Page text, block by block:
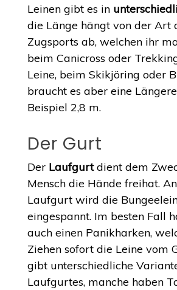
Leinen gibt es in
die Länge hängt von der Art
Zugsports ab, welchen ihr
beim Canicross oder
Leine, beim Skikjöring oder
braucht es aber eine
Beispiel 2,8 m.
Der Gurt
Der Laufgurtdient dem
Mensch die Hände freihat.
Laufgurt wird die
eingespannt. Im besten Fall
auch einen Panikharken,
Ziehen sofort die Leine vom
gibt unterschiedliche
Laufgurtes, manche haben